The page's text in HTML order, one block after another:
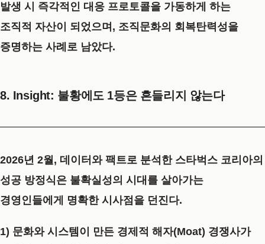
발생 시 즉각적인 대응 프로토콜을 가동하게 하는
조직적 자산이 되었으며, 조직문화의 회복탄력성을
증명하는 사례로 남았다.
8. Insight: 불황에도 1등은 흔들리지 않는다
2026년 2월, 데이터와 팩트로 분석한 스타벅스 코리아의
성공 방정식은 불확실성의 시대를 살아가는
경영인들에게 명확한 시사점을 던진다.
1) 문화와 시스템이 만든 경제적 해자(Moat) 경쟁사가